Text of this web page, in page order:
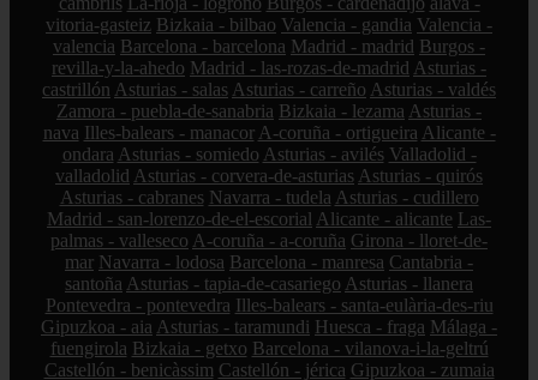
vitoria-gasteiz Bizkaia - bilbao Valencia - gandia Valencia -
valencia Barcelona - barcelona Madrid - madrid Burgos -
revilla-y-la-ahedo Madrid - las-rozas-de-madrid Asturias -
castrillón Asturias - salas Asturias - carreño Asturias - valdés
Zamora - puebla-de-sanabria Bizkaia - lezama Asturias -
nava Illes-balears - manacor A-coruña - ortigueira Alicante -
ondara Asturias - somiedo Asturias - avilés Valladolid -
valladolid Asturias - corvera-de-asturias Asturias - quirós
Asturias - cabranes Navarra - tudela Asturias - cudillero
Madrid - san-lorenzo-de-el-escorial Alicante - alicante Las-
palmas - valleseco A-coruña - a-coruña Girona - lloret-de-
mar Navarra - lodosa Barcelona - manresa Cantabria -
santoña Asturias - tapia-de-casariego Asturias - llanera
Pontevedra - pontevedra Illes-balears - santa-eulària-des-riu
Gipuzkoa - aia Asturias - taramundi Huesca - fraga Málaga -
fuengirola Bizkaia - getxo Barcelona - vilanova-i-la-geltrú
Castellón - benicàssim Castellón - jérica Gipuzkoa - zumaia